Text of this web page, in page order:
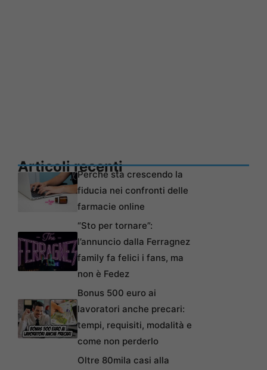
Articoli recentiPerché sta crescendo la
fiducia nei confronti delle
farmacie online
“Sto per tornare”:
l’annuncio dalla Ferragnez
family fa felici i fans, ma
non è Fedez
Bonus 500 euro ai
lavoratori anche precari:
tempi, requisiti, modalità e
come non perderlo
Oltre 80mila casi alla